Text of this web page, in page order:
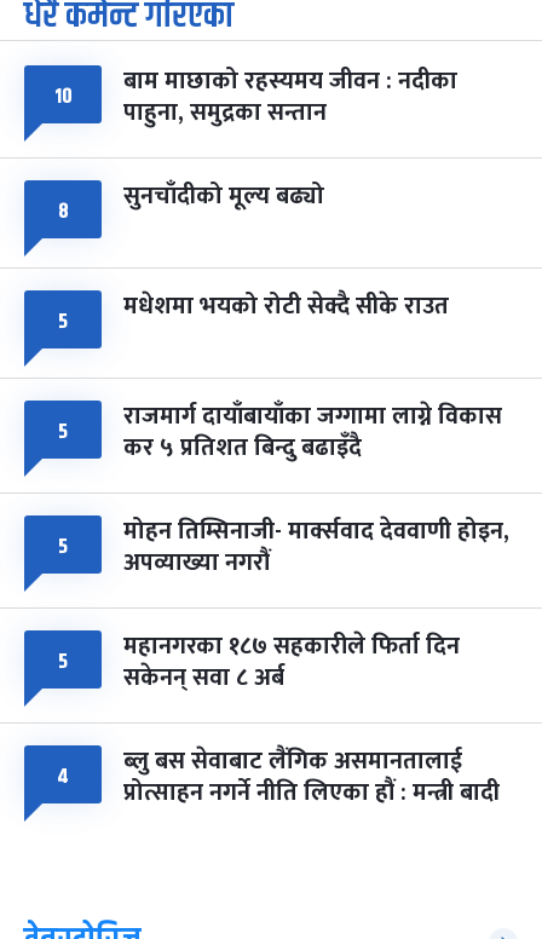
७
आइत चैत्र ७, २०८३-Mar 21, 2027
८ फागुपूर्णिमा
चैत्र ८, २०८३-Mar 22, 2027
७ महिना बाँकी
धेरै कमेन्ट गरिएका
१० बाम माछाको रहस्यमय जीवन : नदीका
पाहुना, समुद्रका सन्तान
८ सुनचाँदीको मूल्य बढ्यो
५ मधेशमा भयको रोटी सेक्दै सीके राउत
५ राजमार्ग दायाँबायाँका जग्गामा लाग्ने विकास
कर ५ प्रतिशत बिन्दु बढाइँदै
५ मोहन तिम्सिनाजी- मार्क्सवाद देववाणी होइन,
अपव्याख्या नगरौं
५ महानगरका १८७ सहकारीले फिर्ता दिन
सकेनन् सवा ८ अर्ब
४ ब्लु बस सेवाबाट लैंगिक असमानतालाई
प्रोत्साहन नगर्ने नीति लिएका हौं : मन्त्री बादी